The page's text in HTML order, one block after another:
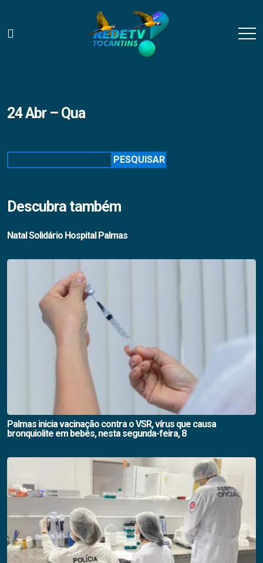
24 Abr – Qua
PESQUISAR
Descubra também
Natal Solidário Hospital Palmas
Palmas inicia vacinação contra o VSR, vírus que causa
bronquiolite em bebês, nesta segunda-feira, 8